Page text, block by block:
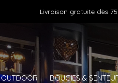
OUTDOOR BOUGIES &
Livraison gratuite dès